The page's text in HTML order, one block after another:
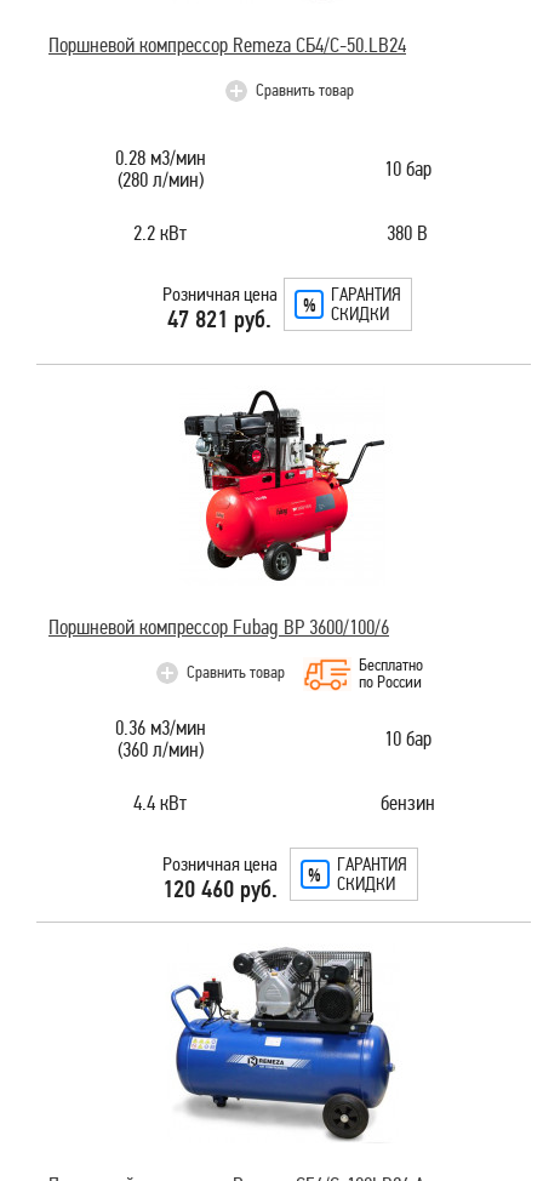
Поршневой компрессор Remeza СБ4/С-50.LB24
Сравнить товар
0.28 м3/мин
(280 л/мин)
10 бар
2.2 кВт 380 В
Розничная цена
47 821 руб.
ГАРАНТИЯ
СКИДКИ
Поршневой компрессор Fubag BP 3600/100/6
Сравнить товар
Бесплатно
по России
0.36 м3/мин
(360 л/мин)
10 бар
4.4 кВт бензин
Розничная цена
120 460 руб.
ГАРАНТИЯ
СКИДКИ